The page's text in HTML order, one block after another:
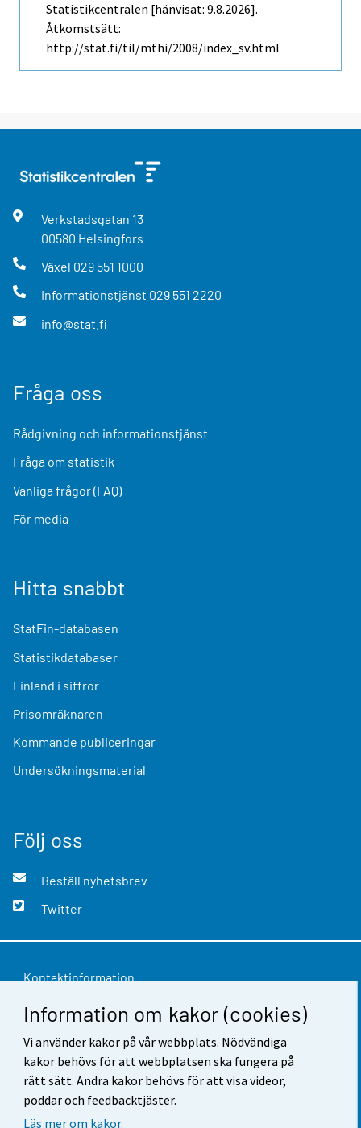
Information om kakor (cookies)
Vi använder kakor på vår webbplats. Nödvändiga
kakor behövs för att webbplatsen ska fungera på
rätt sätt. Andra kakor behövs för att visa videor,
poddar och feedbacktjäster.
Läs mer om kakor.
Statistikcentralen [hänvisat: 9.8.2026].
Åtkomstsätt:
http://stat.fi/til/mthi/2008/index_sv.html
Verkstadsgatan 13
00580 Helsingfors
Växel 029 551 1000
Informationstjänst 029 551 2220
info@stat.fi
Fråga oss
Rådgivning och informationstjänst
Fråga om statistik
Vanliga frågor (FAQ)
För media
Hitta snabbt
StatFin-databasen
Statistikdatabaser
Finland i siffror
Prisomräknaren
Kommande publiceringar
Undersökningsmaterial
Följ oss
Beställ nyhetsbrev
Twitter
Kontaktinformation
Respons
Användarvillkor
Dataskydd
Tillgänglighet